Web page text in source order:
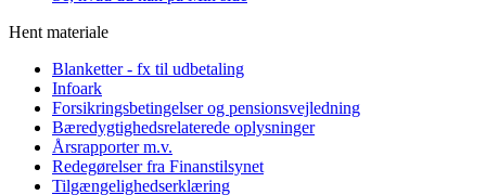
Hent materiale
Blanketter - fx til udbetaling
Infoark
Forsikringsbetingelser og pensionsvejledning
Bæredygtighedsrelaterede oplysninger
Årsrapporter m.v.
Redegørelser fra Finanstilsynet
Tilgængelighedserklæring